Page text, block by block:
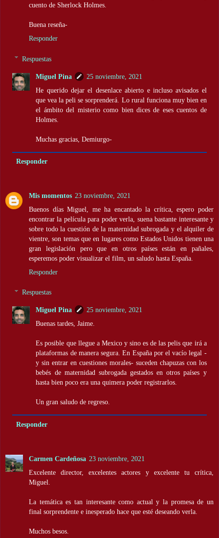
cuento de Sherlock Holmes.
Buena reseña-
Responder
Respuestas
Miguel Pina
25 noviembre, 2021
He querido dejar el desenlace abierto e incluso avisados el
que vea la peli se sorprenderá. Lo rural funciona muy bien en
el ámbito del misterio como bien dices de eses cuentos de
Holmes.
Muchas gracias, Demiurgo-
Responder
Mis momentos 23 noviembre, 2021
Buenos días Miguel, me ha encantado la crítica, espero poder
encontrar la película para poder verla, suena bastante interesante y
sobre todo la cuestión de la maternidad subrogada y el alquiler de
vientre, son temas que en lugares como Estados Unidos tienen una
gran legislación pero que en otros países están en pañales,
esperemos poder visualizar el film, un saludo hasta España.
Responder
Respuestas
Miguel Pina
25 noviembre, 2021
Buenas tardes, Jaime.
Es posible que llegue a Mexico y sino es de las pelis que irá a
plataformas de manera segura. En España por el vacío legal -
y sin entrar en cuestiones morales- suceden chapuzas con los
bebés de maternidad subrogada gestados en otros países y
hasta bien poco era una quimera poder registrarlos.
Un gran saludo de regreso.
Responder
Carmen Cardeñosa 23 noviembre, 2021
Excelente director, excelentes actores y excelente tu crítica,
Miguel.
La temática es tan interesante como actual y la promesa de un
final sorprendente e inesperado hace que esté deseando verla.
Muchos besos.